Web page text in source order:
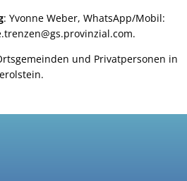
: Yvonne Weber, WhatsApp/Mobil:
und Privatpersonen in